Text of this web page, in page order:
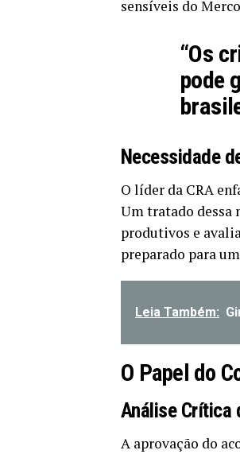
sensíveis do
“Os
pode
Necessidade
O líder da CRA
Um tratado dessa
produtivos e
preparado para
Leia Também:
O Papel do
Análise Crítica
A aprovação do